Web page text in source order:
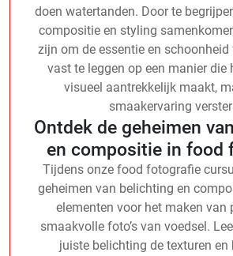
doen watertanden. Door te
compositie en styling
zijn om de essentie en schoonheid
vast te leggen op een manier die
visueel aantrekkelijk maakt,
smaakervaring
Ontdek de geheimen
en compositie in food
Tijdens onze food fotografie
geheimen van belichting en
elementen voor het maken van
smaakvolle foto’s van voedsel.
juiste belichting de texturen en